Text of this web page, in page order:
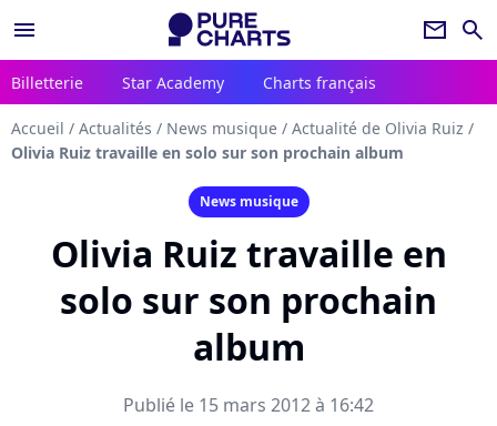
menu newsletter search
Billetterie Star Academy Charts français
Accueil / Actualités / News musique / Actualité de Olivia Ruiz /
Olivia Ruiz travaille en solo sur son prochain album
News musique
Olivia Ruiz travaille en
solo sur son prochain
album
Publié le 15 mars 2012 à 16:42